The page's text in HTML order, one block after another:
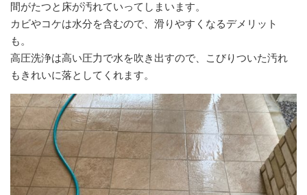
間がたつと床が汚れていってしまいます。
カビやコケは水分を含むので、滑りやすくなるデメリット
も。
高圧洗浄は高い圧力で水を吹き出すので、こびりついた汚れ
もきれいに落としてくれます。